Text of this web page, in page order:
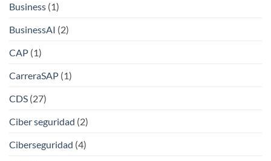
Business (1)
BusinessAI (2)
CAP (1)
CarreraSAP (1)
CDS (27)
Ciber seguridad (2)
Ciberseguridad (4)